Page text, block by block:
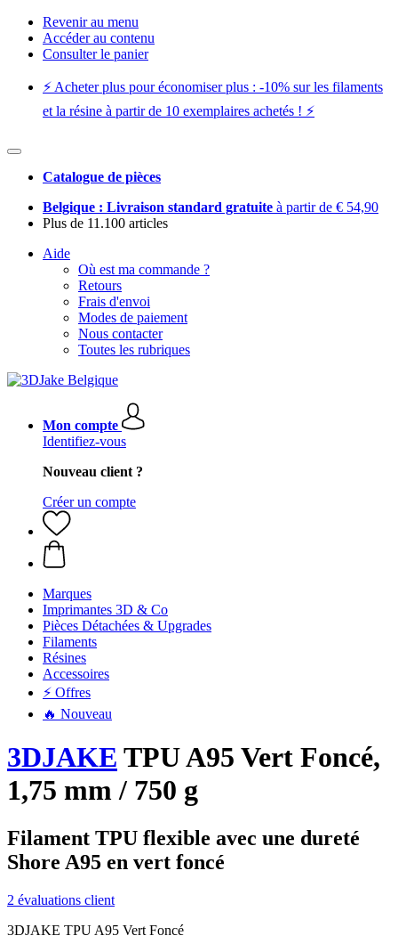
Revenir au menu
Accéder au contenu
Consulter le panier
⚡️ Acheter plus pour économiser plus : -10% sur les filaments
et la résine à partir de 10 exemplaires achetés ! ⚡️
Catalogue de pièces
Belgique : Livraison standard gratuite à partir de € 54,90
Plus de 11.100 articles
Aide
Où est ma commande ?
Retours
Frais d'envoi
Modes de paiement
Nous contacter
Toutes les rubriques
Mon compte
Identifiez-vous
Nouveau client ?
Créer un compte
Marques
Imprimantes 3D & Co
Pièces Détachées & Upgrades
Filaments
Résines
Accessoires
⚡ Offres
🔥 Nouveau
3DJAKE TPU A95 Vert Foncé,
1,75 mm / 750 g
Filament TPU flexible avec une dureté
Shore A95 en vert foncé
2 évaluations client
3DJAKE TPU A95 Vert Foncé